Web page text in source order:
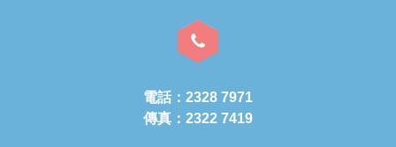
電話：2328 7971
傳真：2322 7419